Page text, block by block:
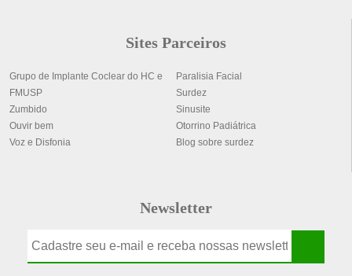
Sites Parceiros
Grupo de Implante Coclear do HC e
FMUSP
Paralisia Facial
Surdez
Zumbido
Sinusite
Ouvir bem
Otorrino Padiátrica
Voz e Disfonia
Blog sobre surdez
Newsletter